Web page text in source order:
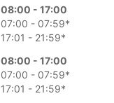
08:00 - 17:00
07:00 - 07:59*
17:01 - 21:59*
08:00 - 17:00
07:00 - 07:59*
17:01 - 21:59*